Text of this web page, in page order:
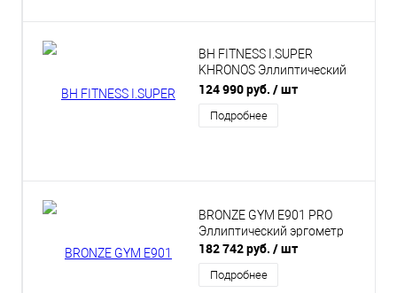
BH FITNESS I.SUPER
KHRONOS Эллиптический
тренажер
124 990 руб. / шт
Подробнее
BRONZE GYM E901 PRO
Эллиптический эргометр
182 742 руб. / шт
Подробнее